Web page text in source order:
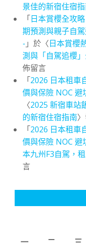
景佳的新宿住宿
「日本賞櫻全攻
期預測與親子自
- 」於〈日本賞櫻
測與「自駕追櫻
佈留言
「2026 日本租車
價與保險 NOC 避
〈2025 新宿車站
的新宿住宿指南
「2026 日本租車
價與保險 NOC 避
本九州F3自駕，
言